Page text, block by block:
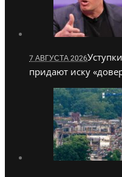
7 АВГУСТА 2026
придают иску